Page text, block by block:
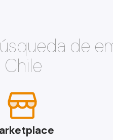
de